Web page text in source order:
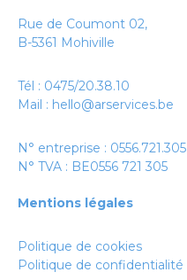
Rue de Coumont 02,
B-5361 Mohiville
Tél : 0475/20.38.10
Mail : hello@arservices.be
N° entreprise : 0556.721.305
N° TVA : BE0556 721 305
Mentions légales
Politique de cookies
Politique de confidentialité